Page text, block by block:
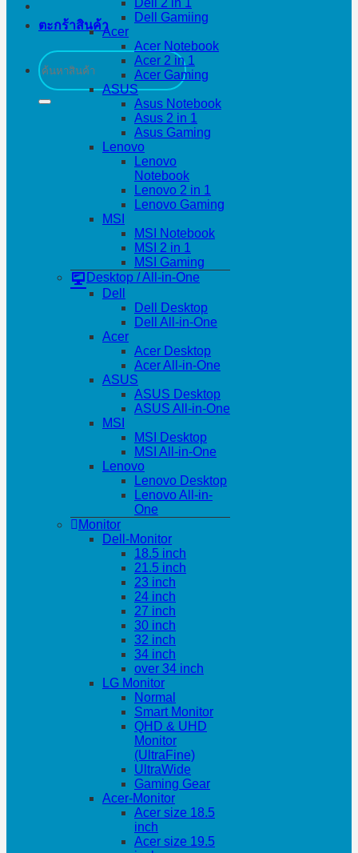
ตะกร้าสินค้า
ค้นหา:
Dell 2 in 1
Dell Gamiing
Acer
Acer Notebook
Acer 2 in 1
Acer Gaming
ASUS
Asus Notebook
Asus 2 in 1
Asus Gaming
Lenovo
Lenovo
Notebook
Lenovo 2 in 1
Lenovo Gaming
MSI
MSI Notebook
MSI 2 in 1
MSI Gaming
Desktop / All-in-One
Dell
Dell Desktop
Dell All-in-One
Acer
Acer Desktop
Acer All-in-One
ASUS
ASUS Desktop
ASUS All-in-One
MSI
MSI Desktop
MSI All-in-One
Lenovo
Lenovo Desktop
Lenovo All-in-
One
Monitor
Dell-Monitor
18.5 inch
21.5 inch
23 inch
24 inch
27 inch
30 inch
32 inch
34 inch
over 34 inch
LG Monitor
Normal
Smart Monitor
QHD & UHD
Monitor
(UltraFine)
UltraWide
Gaming Gear
Acer-Monitor
Acer size 18.5
inch
Acer size 19.5